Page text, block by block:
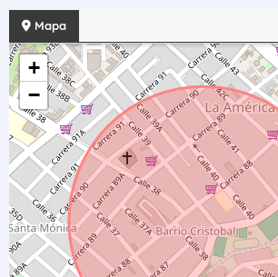
Mapa
+
−